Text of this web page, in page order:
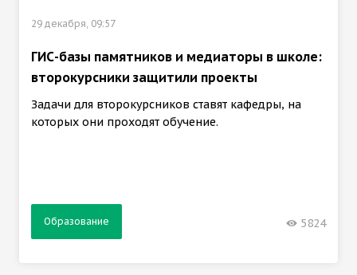
29 декабря, 09:57
ГИС-базы памятников и медиаторы в школе:
второкурсники защитили проекты
Задачи для второкурсников ставят кафедры, на
которых они проходят обучение.
Образование 5824